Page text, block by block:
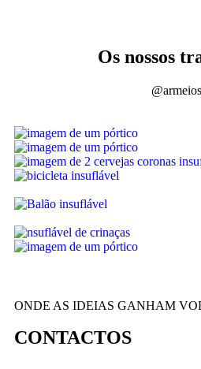
Os nossos
@armeios
ONDE AS IDEIAS GANHAM
CONTACTOS